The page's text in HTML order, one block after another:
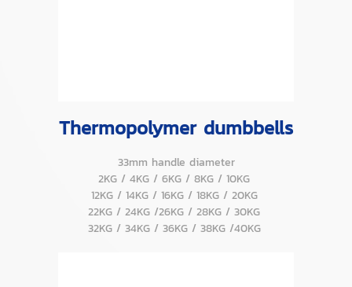
Thermopolymer dumbbells
33mm handle diameter
2KG / 4KG / 6KG / 8KG / 10KG
12KG / 14KG / 16KG / 18KG / 20KG
22KG / 24KG /26KG / 28KG / 30KG
32KG / 34KG / 36KG / 38KG /40KG